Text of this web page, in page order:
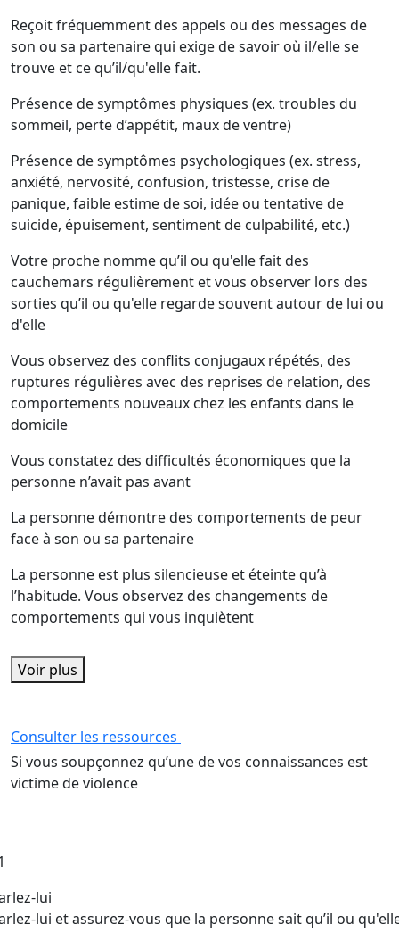
Reçoit fréquemment des appels ou des messages de
son ou sa partenaire qui exige de savoir où il/elle se
trouve et ce qu’il/qu'elle fait.
Présence de symptômes physiques (ex. troubles du
sommeil, perte d’appétit, maux de ventre)
Présence de symptômes psychologiques (ex. stress,
anxiété, nervosité, confusion, tristesse, crise de
panique, faible estime de soi, idée ou tentative de
suicide, épuisement, sentiment de culpabilité, etc.)
Votre proche nomme qu’il ou qu'elle fait des
cauchemars régulièrement et vous observer lors des
sorties qu’il ou qu'elle regarde souvent autour de lui ou
d'elle
Vous observez des conflits conjugaux répétés, des
ruptures régulières avec des reprises de relation, des
comportements nouveaux chez les enfants dans le
domicile
Vous constatez des difficultés économiques que la
personne n’avait pas avant
La personne démontre des comportements de peur
face à son ou sa partenaire
La personne est plus silencieuse et éteinte qu’à
l’habitude. Vous observez des changements de
comportements qui vous inquiètent
Voir plus
Consulter les ressources
Si vous soupçonnez qu’une de vos connaissances est
victime de violence
lui
lui et assurez-vous que la personne sait qu’il ou